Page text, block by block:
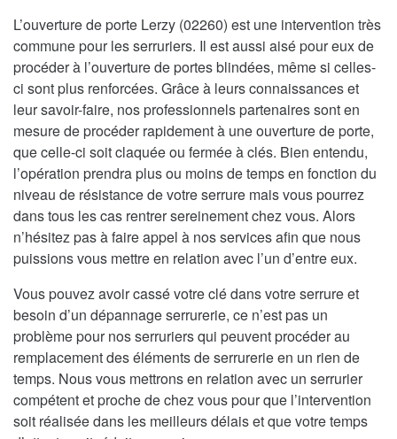
L’ouverture de porte Lerzy (02260) est une intervention très
commune pour les serruriers. Il est aussi aisé pour eux de
procéder à l’ouverture de portes blindées, même si celles-
ci sont plus renforcées. Grâce à leurs connaissances et
leur savoir-faire, nos professionnels partenaires sont en
mesure de procéder rapidement à une ouverture de porte,
que celle-ci soit claquée ou fermée à clés. Bien entendu,
l’opération prendra plus ou moins de temps en fonction du
niveau de résistance de votre serrure mais vous pourrez
dans tous les cas rentrer sereinement chez vous. Alors
n’hésitez pas à faire appel à nos services afin que nous
puissions vous mettre en relation avec l’un d’entre eux.
Vous pouvez avoir cassé votre clé dans votre serrure et
besoin d’un dépannage serrurerie, ce n’est pas un
problème pour nos serruriers qui peuvent procéder au
remplacement des éléments de serrurerie en un rien de
temps. Nous vous mettrons en relation avec un serrurier
compétent et proche de chez vous pour que l’intervention
soit réalisée dans les meilleurs délais et que votre temps